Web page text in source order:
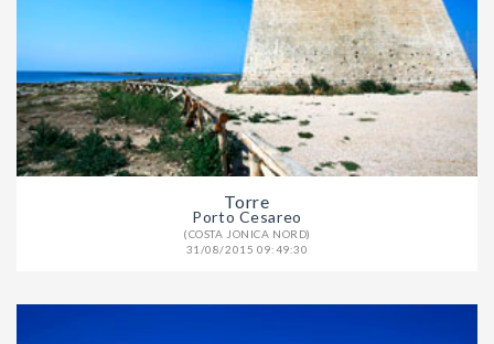
Torre
Porto Cesareo
(COSTA JONICA NORD)
31/08/2015 09:49:30